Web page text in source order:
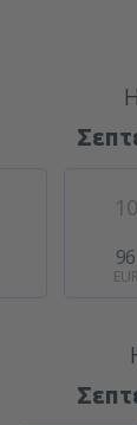
10
96
EUR